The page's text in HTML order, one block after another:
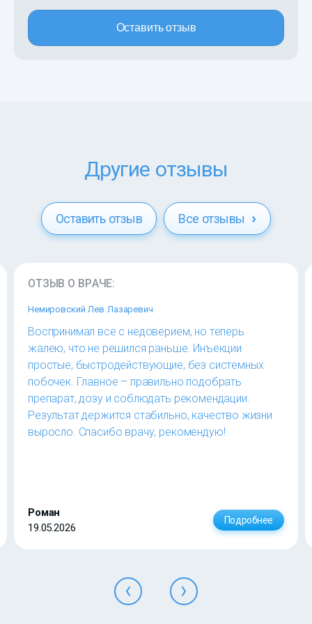
Оставить отзыв
Другие отзывы
Оставить отзыв Все отзывы
ОТЗЫВ О ВРАЧЕ:
Немировский Лев Лазаревич
Воспринимал все с недоверием, но теперь
жалею, что не решился раньше. Инъекции
простые, быстродействующие, без системных
побочек. Главное – правильно подобрать
препарат, дозу и соблюдать рекомендации.
Результат держится стабильно, качество жизни
выросло. Спасибо врачу, рекомендую!
Роман
19.05.2026
Подробнее